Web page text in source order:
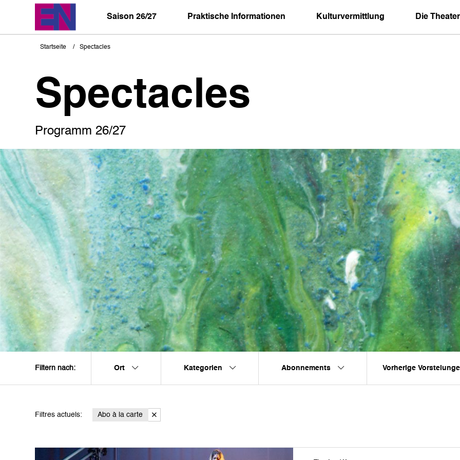
Saison 26/27 Praktische Informationen Kulturvermittlung Die Theater
Pfadnavigation
Startseite Spectacles
Spectacles
Programm 26/27
Filtern nach: Ort Kategorien Abonnements Vorherige
Filtres actuels: Abo à la carte